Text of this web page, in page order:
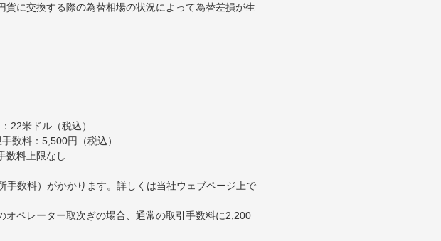
に交換する際の為替相場の状況によって為替差損が生
22米ドル（税込）
数料：5,500円（税込）
数料上限なし
数料）がかかります。詳しくは当社ウェブページ上で
ペレーター取次ぎの場合、通常の取引手数料に2,200